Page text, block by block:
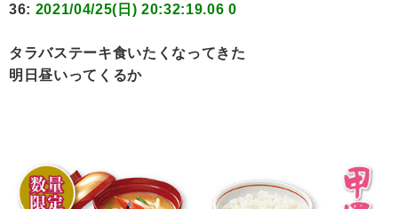
36: 2021/04/25(日) 20:32:19.06 0
タラバステーキ食いたくなってきた
明日昼いってくるか